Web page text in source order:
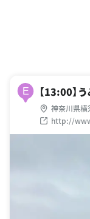
E 【13:00】
神奈川県横
http://